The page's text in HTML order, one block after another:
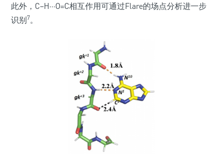
此外，C–H···O=C相互作用可通过Flare的场点分析进一步
识别7。